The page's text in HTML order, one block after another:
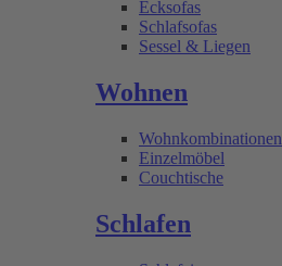
Ecksofas
Schlafsofas
Sessel & Liegen
Wohnen
Wohnkombinationen
Einzelmöbel
Couchtische
Schlafen